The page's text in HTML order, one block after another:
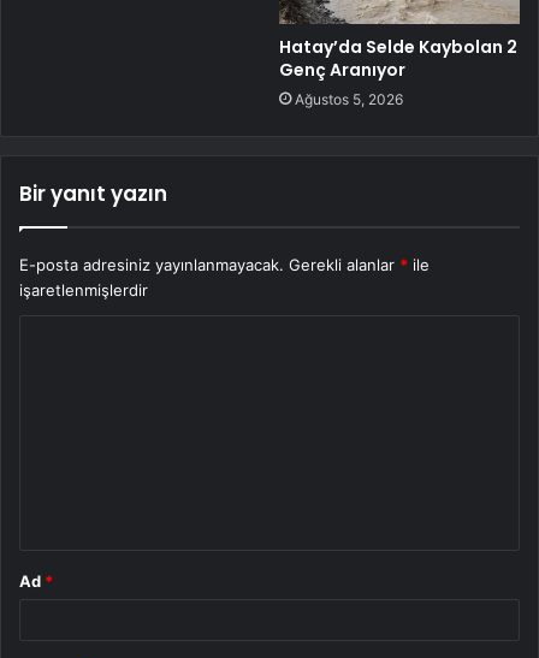
Hatay’da Selde Kaybolan 2
Genç Aranıyor
Ağustos 5, 2026
Bir yanıt yazın
E-posta adresiniz yayınlanmayacak. Gerekli alanlar * ile
işaretlenmişlerdir
Ad *